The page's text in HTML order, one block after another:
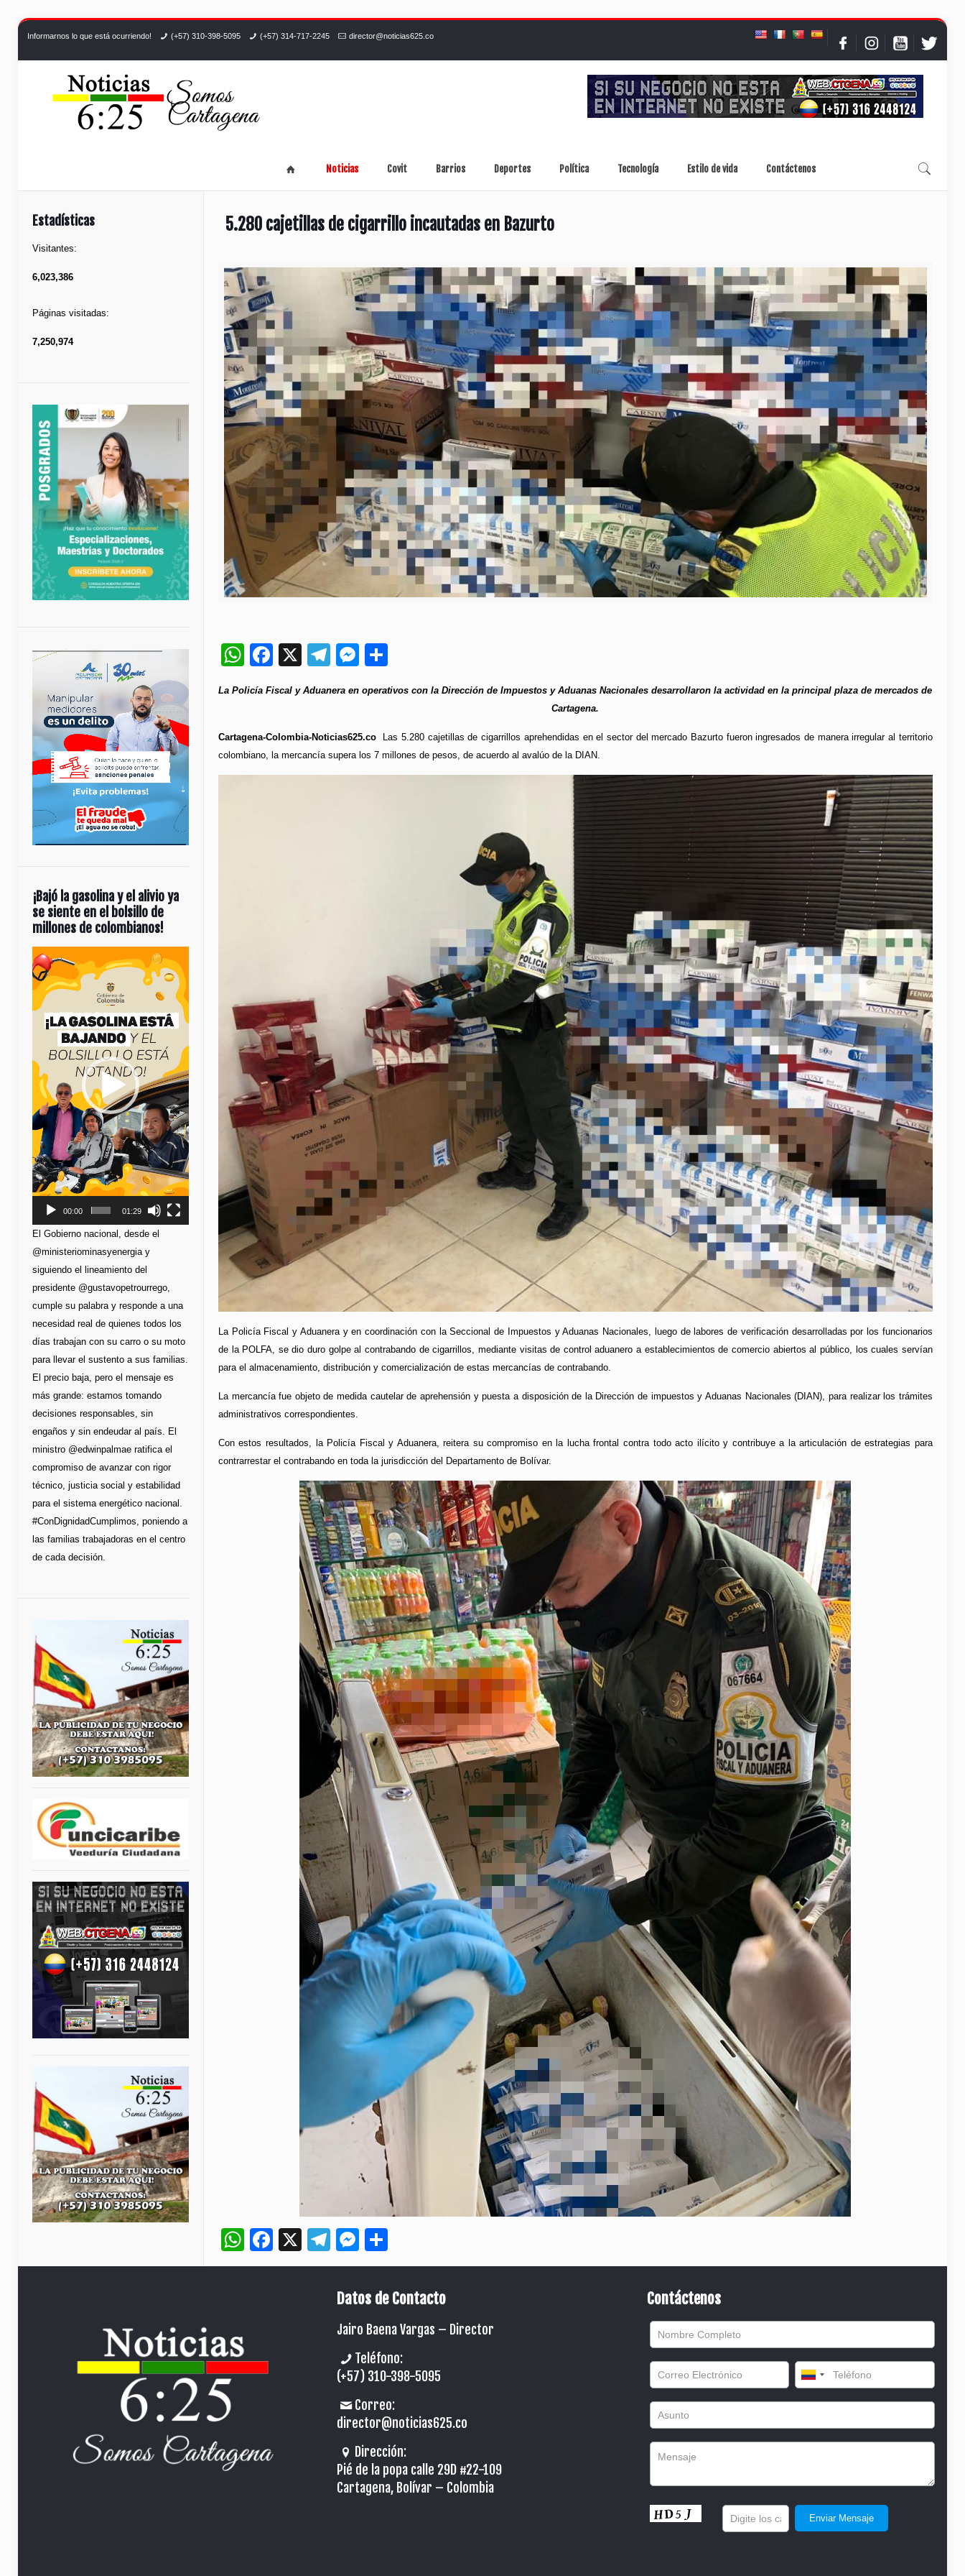
Informarnos lo que está ocurriendo! (+57) 310-398-5095 (+57) 314-717-2245 director@noticias625.co
Noticias Covit Barrios Deportes Política Tecnología Estilo de vida Contáctenos
5.280 cajetillas de cigarrillo incautadas en Bazurto
WhatsApp
Facebook
X Telegram
Messenger
La Policía Fiscal y Aduanera en operativos con la Dirección de Impuestos y Aduanas Nacionales desarrollaron la actividad en la principal plaza de mercados de
Cartagena.
Cartagena-Colombia-Noticias625.co
Las 5.280 cajetillas de cigarrillos aprehendidas en el sector del mercado Bazurto fueron ingresados de manera irregular al territorio
colombiano, la mercancía supera los 7 millones de pesos, de acuerdo al avalúo de la DIAN.
La Policía Fiscal y Aduanera y en coordinación con la Seccional de Impuestos y Aduanas Nacionales, luego de labores de verificación desarrolladas por los funcionarios
de la POLFA, se dio duro golpe al contrabando de cigarrillos, mediante visitas de control aduanero a establecimientos de comercio abiertos al público, los cuales servían
para el almacenamiento, distribución y comercialización de estas mercancías de contrabando.
La mercancía fue objeto de medida cautelar de aprehensión y puesta a disposición de la Dirección de impuestos y Aduanas Nacionales (DIAN), para realizar los trámites
administrativos correspondientes.
Con estos resultados, la Policía Fiscal y Aduanera, reitera su compromiso en la lucha frontal contra todo acto ilícito y contribuye a la articulación de estrategias para
contrarrestar el contrabando en toda la jurisdicción del Departamento de Bolívar.
WhatsApp
Facebook
X Telegram
Messenger
Estadísticas
Visitantes:
6,023,386
Páginas visitadas:
7,250,974
¡Bajó la gasolina y el alivio ya
se siente en el bolsillo de
millones de colombianos!
Reproductor
de
vídeo
00:00 01:29
El Gobierno nacional, desde el
@ministeriominasyenergia y
siguiendo el lineamiento del
presidente @gustavopetrourrego,
cumple su palabra y responde a una
necesidad real de quienes todos los
días trabajan con su carro o su moto
para llevar el sustento a sus familias.
El precio baja, pero el mensaje es
más grande: estamos tomando
decisiones responsables, sin
engaños y sin endeudar al país. El
ministro @edwinpalmae ratifica el
compromiso de avanzar con rigor
técnico, justicia social y estabilidad
para el sistema energético nacional.
#ConDignidadCumplimos, poniendo a
las familias trabajadoras en el centro
de cada decisión.
Datos de Contacto
Jairo Baena Vargas – Director
Teléfono:
(+57) 310-398-5095
Correo:
director@noticias625.co
Dirección:
Pié de la popa calle 29D #22-109
Cartagena, Bolívar – Colombia
Contáctenos